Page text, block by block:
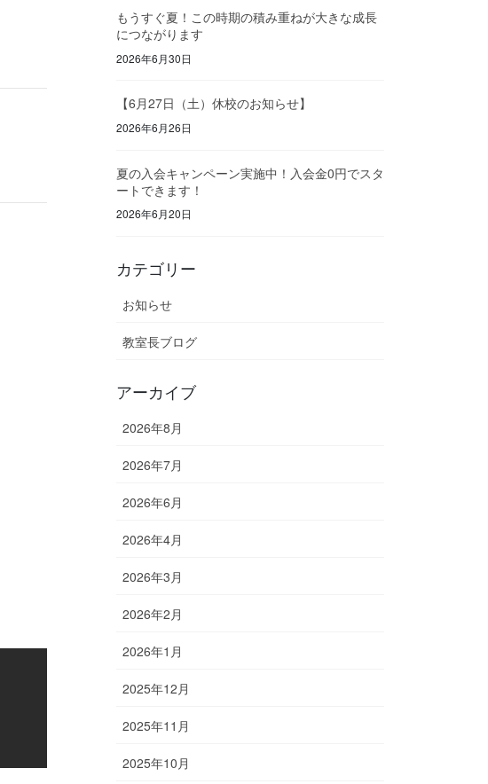
もうすぐ夏！この時期の積み重ねが大きな成長
につながります
2026年6月30日
【6月27日（土）休校のお知らせ】
2026年6月26日
夏の入会キャンペーン実施中！入会金0円でスタ
ートできます！
2026年6月20日
カテゴリー
お知らせ
教室長ブログ
アーカイブ
2026年8月
2026年7月
2026年6月
2026年4月
2026年3月
2026年2月
2026年1月
2025年12月
2025年11月
2025年10月